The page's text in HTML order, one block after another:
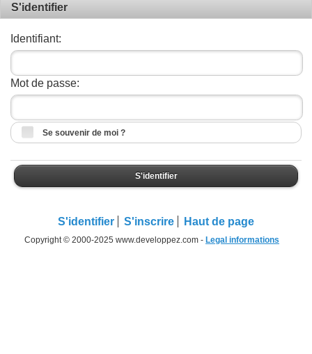
S'identifier
Identifiant:
Mot de passe:
Se souvenir de moi ?
S'identifier
S'identifier S'inscrire Haut de page
Copyright © 2000-2025 www.developpez.com - Legal informations